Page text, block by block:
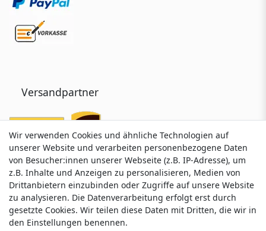
Versandpartner
Service & Kontakt
Wir verwenden Cookies und ähnliche Technologien auf
unserer Website und verarbeiten personenbezogene Daten
von Besucher:innen unserer Webseite (z.B. IP-Adresse), um
z.B. Inhalte und Anzeigen zu personalisieren, Medien von
Drittanbietern einzubinden oder Zugriffe auf unsere Website
zu analysieren. Die Datenverarbeitung erfolgt erst durch
gesetzte Cookies. Wir teilen diese Daten mit Dritten, die wir in
den Einstellungen benennen.
Wir verwenden Cookies und ähnliche Technologien auf
unserer Website und verarbeiten personenbezogene Daten
von Besucher:innen unserer Webseite (z.B. IP-Adresse), um
z.B. Inhalte und Anzeigen zu personalisieren, Medien von
Drittanbietern einzubinden oder Zugriffe auf unsere Website
zu analysieren. Die Datenverarbeitung erfolgt erst durch
gesetzte Cookies. Wir teilen diese Daten mit Dritten, die wir in
den Einstellungen benennen.